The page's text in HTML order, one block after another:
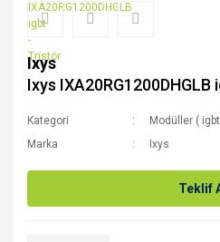
Ixys
Ixys
Kategori
Modüller (
Marka
Ixys
Teklif